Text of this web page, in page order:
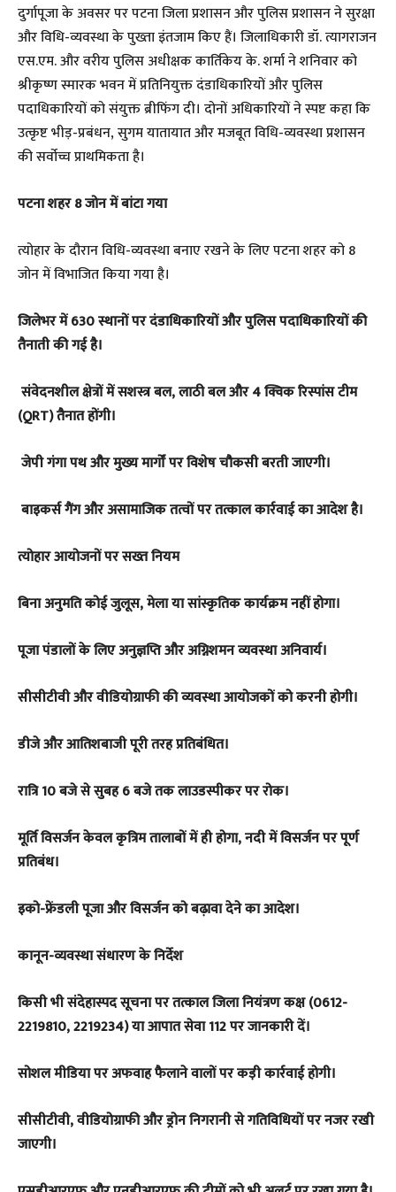
दुर्गापूजा के अवसर पर पटना जिला प्रशासन और पुलिस प्रशासन ने सुरक्षा
और विधि-व्यवस्था के पुख्ता इंतजाम किए हैं। जिलाधिकारी डॉ. त्यागराजन
एस.एम. और वरीय पुलिस अधीक्षक कार्तिकेय के. शर्मा ने शनिवार को
श्रीकृष्ण स्मारक भवन में प्रतिनियुक्त दंडाधिकारियों और पुलिस
पदाधिकारियों को संयुक्त ब्रीफिंग दी। दोनों अधिकारियों ने स्पष्ट कहा कि
उत्कृष्ट भीड़-प्रबंधन, सुगम यातायात और मजबूत विधि-व्यवस्था प्रशासन
की सर्वोच्च प्राथमिकता है।
पटना शहर 8 जोन में बांटा गया
त्योहार के दौरान विधि-व्यवस्था बनाए रखने के लिए पटना शहर को 8
जोन में विभाजित किया गया है।
जिलेभर में 630 स्थानों पर दंडाधिकारियों और पुलिस पदाधिकारियों की
तैनाती की गई है।
संवेदनशील क्षेत्रों में सशस्त्र बल, लाठी बल और 4 क्विक रिस्पांस टीम
(QRT) तैनात होंगी।
जेपी गंगा पथ और मुख्य मार्गों पर विशेष चौकसी बरती जाएगी।
बाइकर्स गैंग और असामाजिक तत्वों पर तत्काल कार्रवाई का आदेश है।
त्योहार आयोजनों पर सख्त नियम
बिना अनुमति कोई जुलूस, मेला या सांस्कृतिक कार्यक्रम नहीं होगा।
पूजा पंडालों के लिए अनुज्ञप्ति और अग्निशमन व्यवस्था अनिवार्य।
सीसीटीवी और वीडियोग्राफी की व्यवस्था आयोजकों को करनी होगी।
डीजे और आतिशबाजी पूरी तरह प्रतिबंधित।
रात्रि 10 बजे से सुबह 6 बजे तक लाउडस्पीकर पर रोक।
मूर्ति विसर्जन केवल कृत्रिम तालाबों में ही होगा, नदी में विसर्जन पर पूर्ण
प्रतिबंध।
इको-फ्रेंडली पूजा और विसर्जन को बढ़ावा देने का आदेश।
कानून-व्यवस्था संधारण के निर्देश
किसी भी संदेहास्पद सूचना पर तत्काल जिला नियंत्रण कक्ष (0612-
2219810, 2219234) या आपात सेवा 112 पर जानकारी दें।
सोशल मीडिया पर अफवाह फैलाने वालों पर कड़ी कार्रवाई होगी।
सीसीटीवी, वीडियोग्राफी और ड्रोन निगरानी से गतिविधियों पर नजर रखी
जाएगी।